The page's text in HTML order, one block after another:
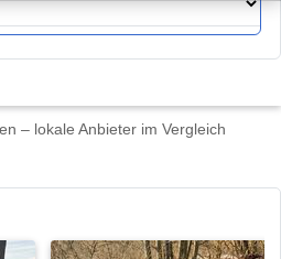
– lokale Anbieter im Vergleich